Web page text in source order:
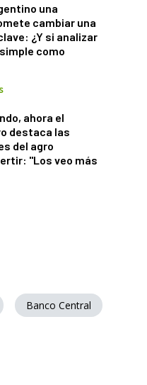
una
cambiar una
¿Y si analizar
como
ahora el
destaca las
del agro
"Los veo más
Banco Central